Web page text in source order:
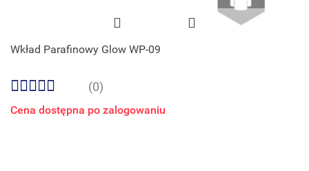
Wkład Parafinowy Glow WP-09
(0)
Cena dostępna po zalogowaniu